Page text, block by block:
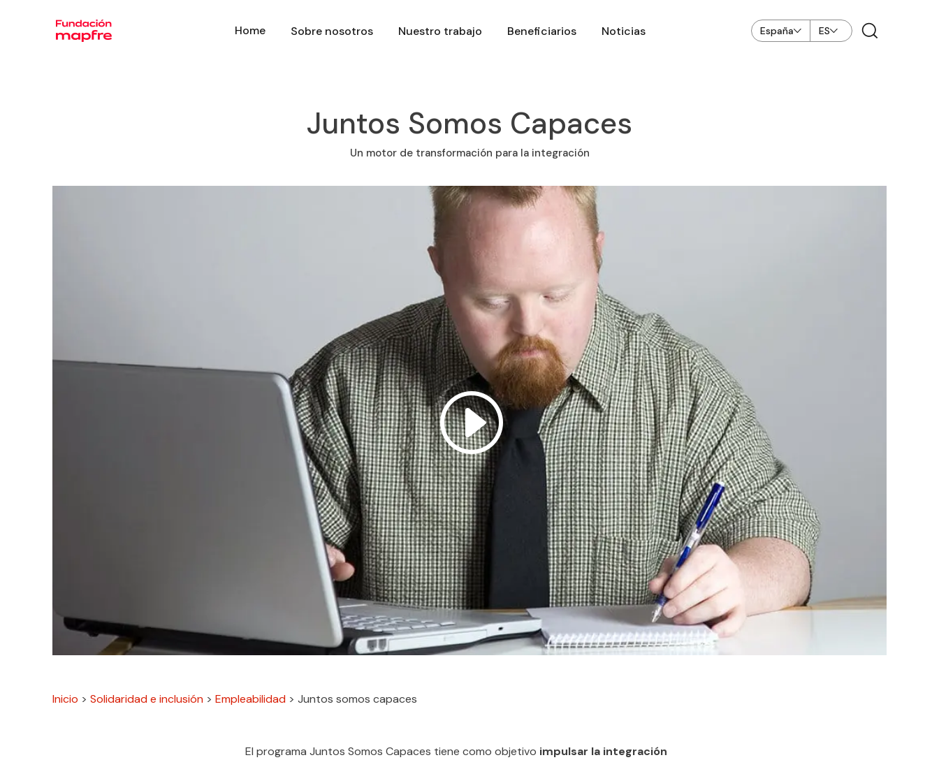
Home Sobre nosotros Nuestro trabajo Beneficiarios Noticias España ES
Juntos Somos Capaces
Un motor de transformación para la integración
Inicio > Solidaridad e inclusión > Empleabilidad > Juntos somos capaces
El programa Juntos Somos Capaces tiene como objetivo impulsar la integración